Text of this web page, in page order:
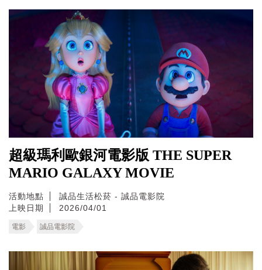
超級瑪利歐銀河電影版 THE SUPER
MARIO GALAXY MOVIE
活動地點
誠品生活松菸 - 誠品電影院
上映日期
2026/04/01
電影 誠品電影院